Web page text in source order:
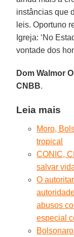
instâncias que
leis. Oportuno
Igreja: ‘No
vontade dos
Dom Walmor
CNBB.
Leia mais
Moro,
tropical
CONIC,
salvar
O
abusos
especial